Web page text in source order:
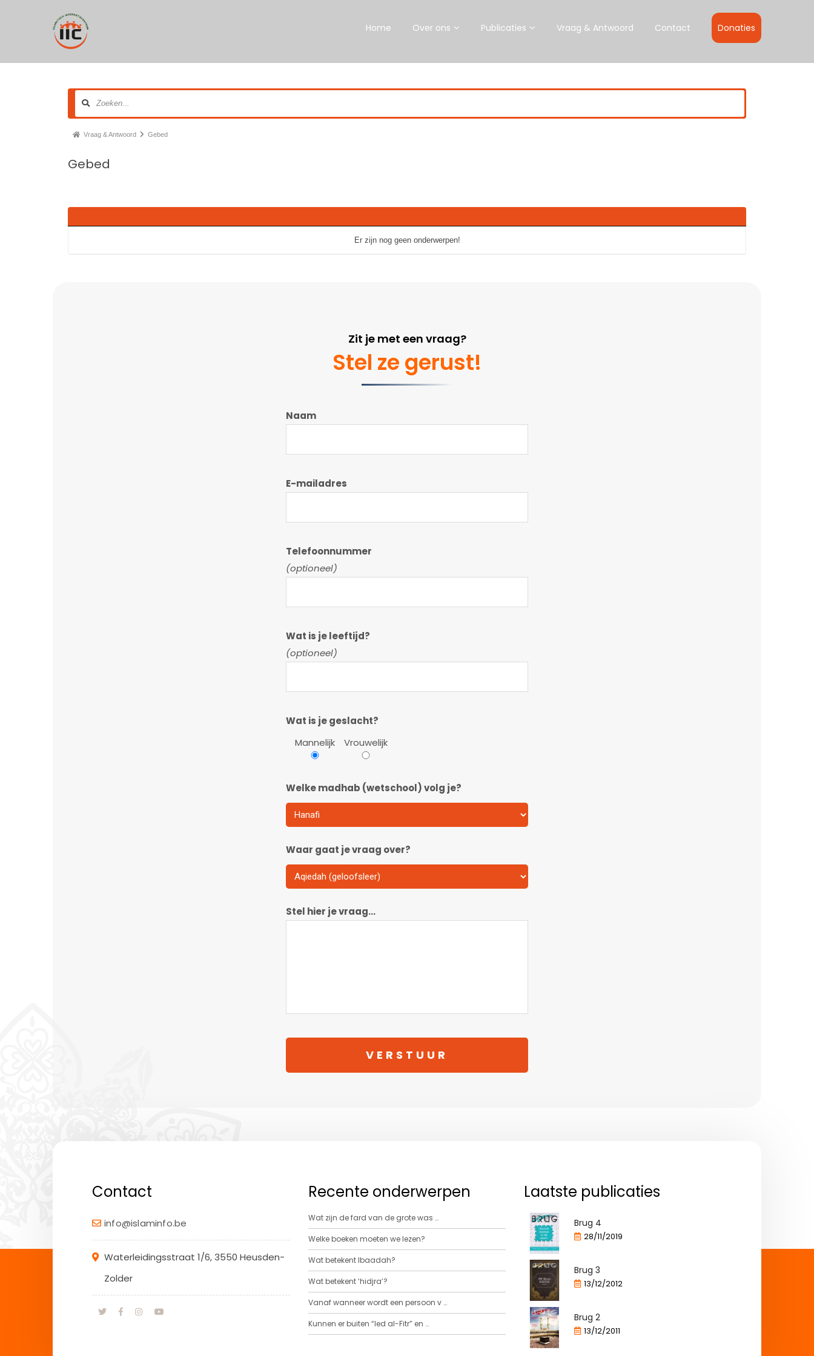
Home Over ons Publicaties Vraag & Antwoord Contact Donaties
Vraag & Antwoord Gebed
Gebed
Er zijn nog geen onderwerpen!
Zit je met een vraag?
Stel ze gerust!
Naam
E-mailadres
Telefoonnummer
(optioneel)
Wat is je leeftijd?
(optioneel)
Wat is je geslacht?
Mannelijk
Vrouwelijk
Welke madhab (wetschool) volg je?
Waar gaat je vraag over?
Stel hier je vraag...
Contact
info@islaminfo.be
Waterleidingsstraat 1/6, 3550 Heusden-
Zolder
Recente onderwerpen
Wat zijn de fard van de grote was …
Welke boeken moeten we lezen?
Wat betekent Ibaadah?
Wat betekent ‘hidjra’?
Vanaf wanneer wordt een persoon v …
Kunnen er buiten “Ied al-Fitr” en …
Laatste publicaties
Brug 4
28/11/2019
Brug 3
13/12/2012
Brug 2
13/12/2011